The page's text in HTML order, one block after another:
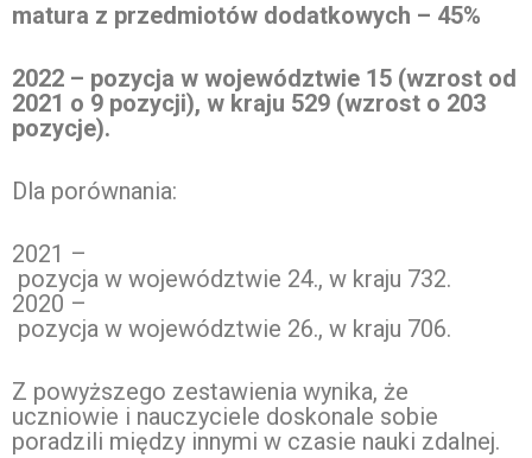
matura z przedmiotów dodatkowych – 45%
2022 – pozycja w województwie 1 5 (wzrost od
2021 o 9 pozycji), w kraju 529 (wzrost o 203
pozycje).
Dla porównania:
2021 –
pozycja w województwie 24., w kraju 732.
2020 –
pozycja w województwie 26., w kraju 706.
Z powyższego zestawienia wynika, że
uczniowie i nauczyciele doskonale sobie
poradzili między innymi w czasie nauki zdalnej.